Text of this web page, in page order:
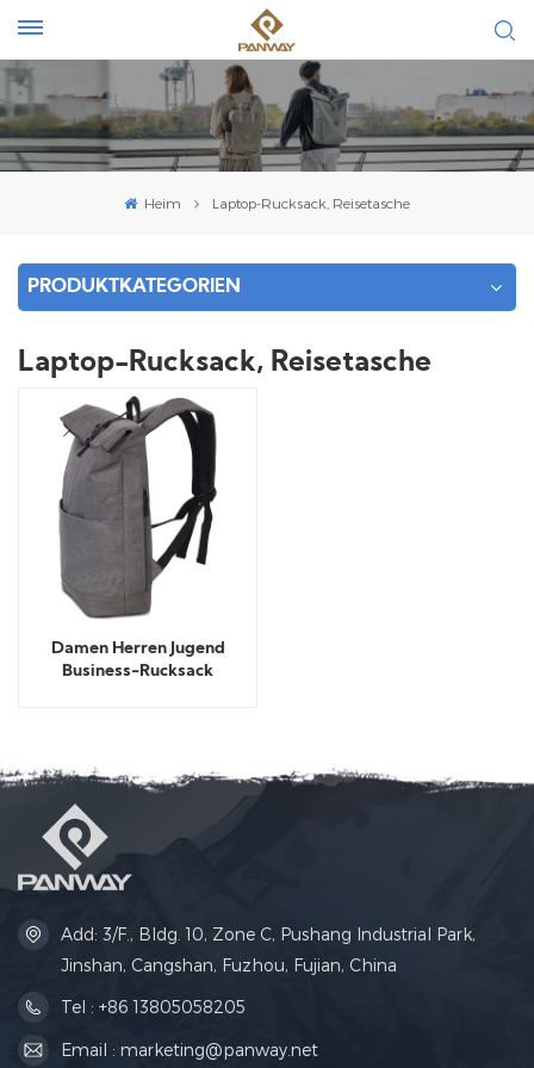
Heim Laptop-Rucksack, Reisetasche
PRODUKTKATEGORIEN
Laptop-Rucksack, Reisetasche
Damen Herren Jugend
Business-Rucksack
Add: 3/F., Bldg. 10, Zone C, Pushang Industrial Park,
Jinshan, Cangshan, Fuzhou, Fujian, China
Tel : +86 13805058205
Email : marketing@panway.net